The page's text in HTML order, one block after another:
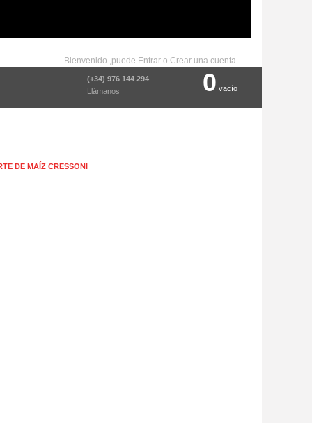
Bienvenido ,puede Entrar o Crear una cuenta
0 vacío
(+34) 976 144 294
Llámanos
DE MAÍZ CRESSONI